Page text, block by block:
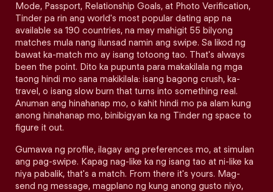
Mode, Passport, Relationship Goals, at Photo Verification,
Tinder pa rin ang world's most popular dating app na
available sa 190 countries, na may mahigit 55 bilyong
matches mula nang ilunsad namin ang swipe. Sa likod ng
bawat ka-match mo ay isang totoong tao. That's always
been the point. Dito ka pupunta para makakilala ng mga
taong hindi mo sana makikilala: isang bagong crush, ka-
travel, o isang slow burn that turns into something real.
Anuman ang hinahanap mo, o kahit hindi mo pa alam kung
anong hinahanap mo, binibigyan ka ng Tinder ng space to
figure it out.
Gumawa ng profile, ilagay ang preferences mo, at simulan
ang pag-swipe. Kapag nag-like ka ng isang tao at ni-like ka
niya pabalik, that's a match. From there it's yours. Mag-
send ng message, magplano ng kung anong gusto niyo,